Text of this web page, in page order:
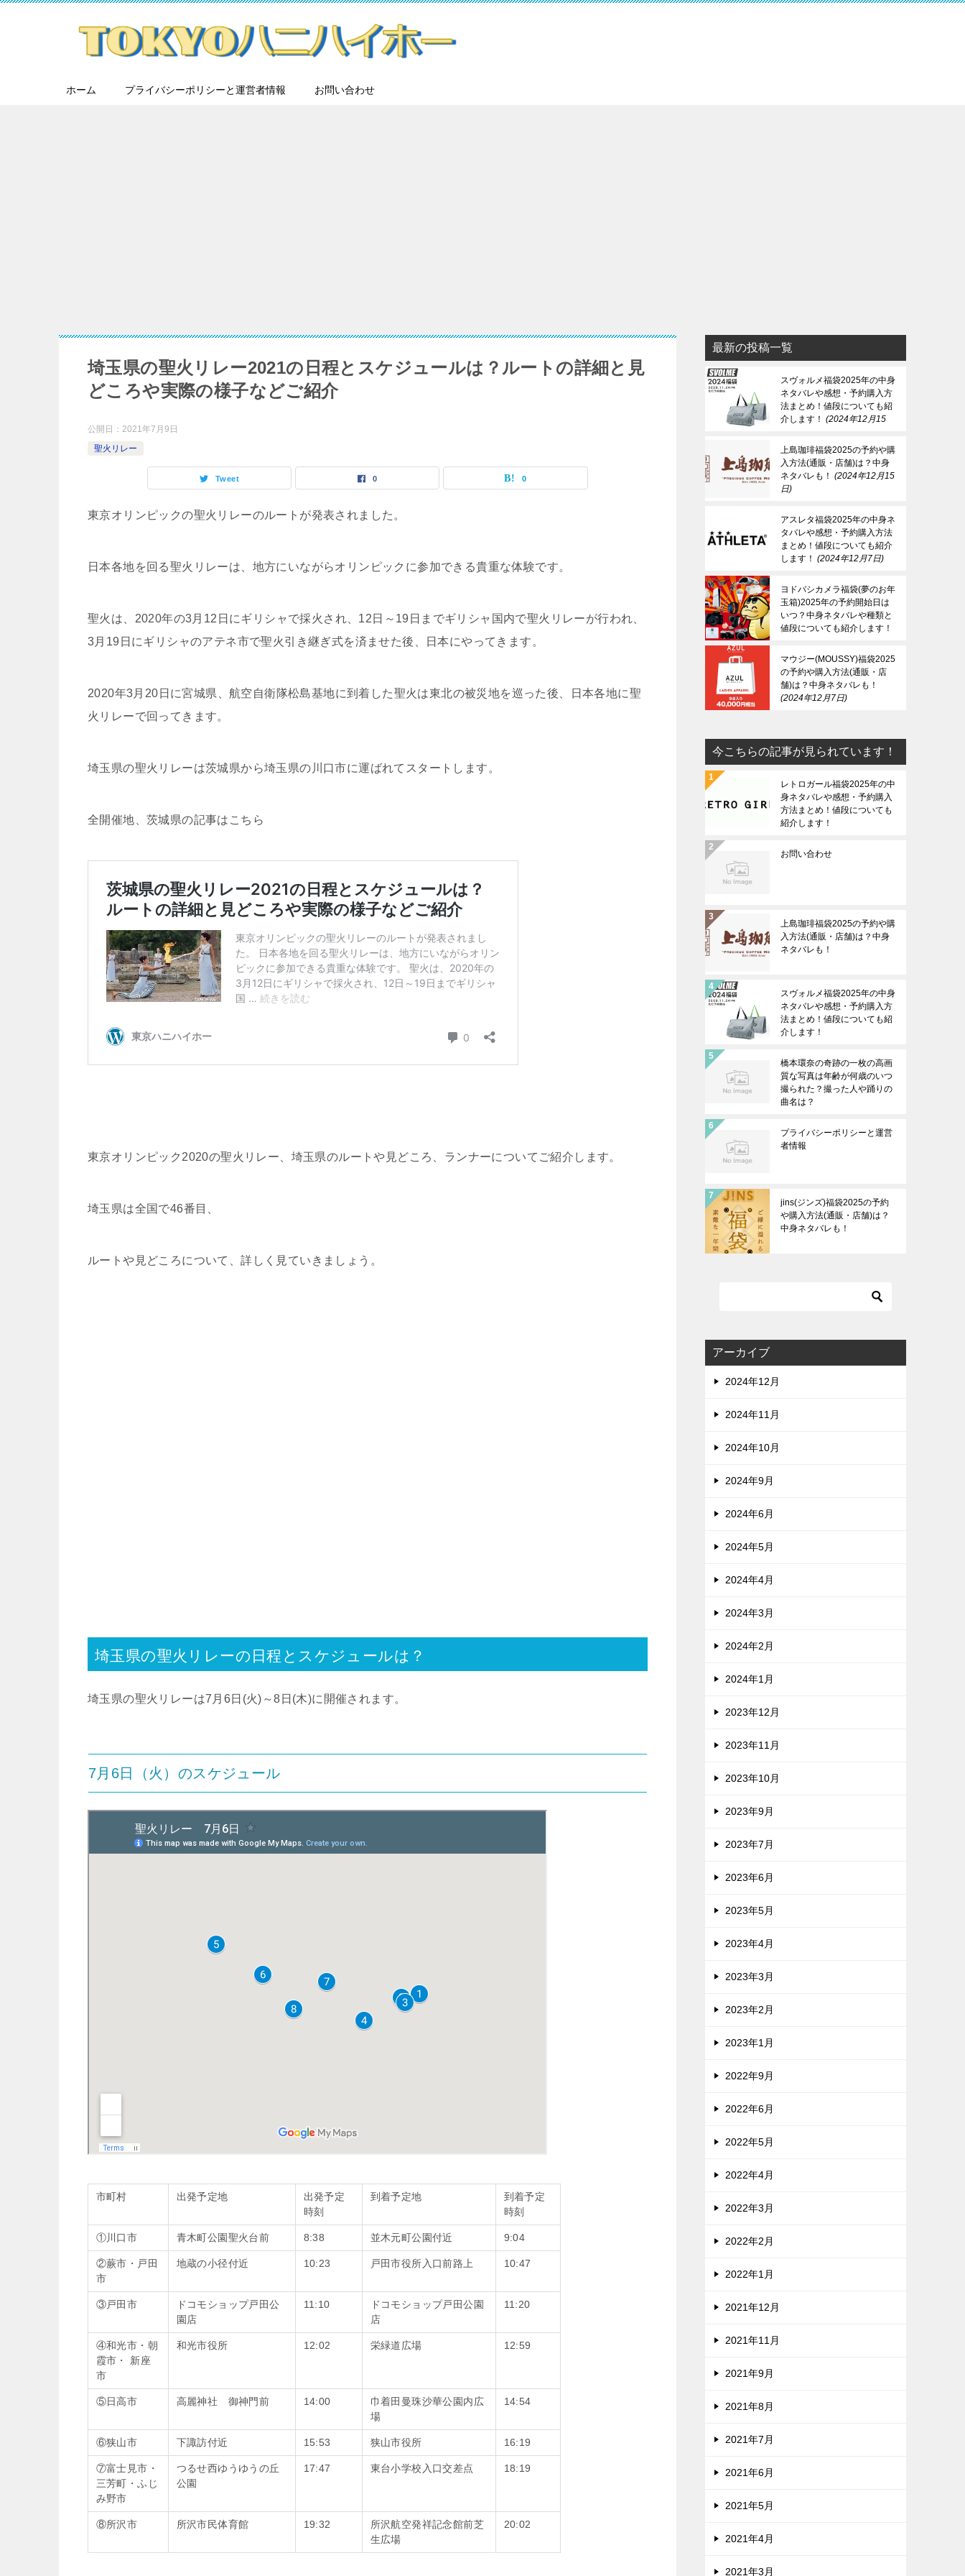
ホーム プライバシーポリシーと運営者情報 お問い合わせ
埼玉県の聖火リレー2021の日程とスケジュールは？ルートの詳細と見
どころや実際の様子などご紹介
公開日： 2021年7月9日
聖火リレー
Tweet 0 0
東京オリンピックの聖火リレーのルートが発表されました。
日本各地を回る聖火リレーは、地方にいながらオリンピックに参加できる貴重な体験です。
聖火は、2020年の3月12日にギリシャで採火され、12日～19日までギリシャ国内で聖火リレーが行われ、
3月19日にギリシャのアテネ市で聖火引き継ぎ式を済ませた後、日本にやってきます。
2020年3月20日に宮城県、航空自衛隊松島基地に到着した聖火は東北の被災地を巡った後、日本各地に聖
火リレーで回ってきます。
埼玉県の聖火リレーは茨城県から埼玉県の川口市に運ばれてスタートします。
全開催地、茨城県の記事はこちら
東京オリンピック2020の聖火リレー、埼玉県のルートや見どころ、ランナーについてご紹介します。
埼玉県は全国で46番目、
ルートや見どころについて、詳しく見ていきましょう。
埼玉県の聖火リレーの日程とスケジュールは？
埼玉県の聖火リレーは7月6日(火)～8日(木)に開催されます。
7月6日（火）のスケジュール
市町村 出発予定地
出発予定
時刻
到着予定地
到着予定
時刻
①川口市 青木町公園聖火台前 8:38 並木元町公園付近 9:04
②蕨市・戸田
市
地蔵の小径付近 10:23 戸田市役所入口前路上 10:47
③戸田市
ドコモショップ戸田公
園店
11:10
ドコモショップ戸田公園
店
11:20
④和光市・朝
霞市・ 新座
市
和光市役所 12:02 栄緑道広場 12:59
⑤日高市 高麗神社 御神門前 14:00
巾着田曼珠沙華公園内広
場
14:54
⑥狭山市 下諏訪付近 15:53 狭山市役所 16:19
⑦富士見市・
三芳町・ふじ
み野市
つるせ西ゆうゆうの丘
公園
17:47 東台小学校入口交差点 18:19
⑧所沢市 所沢市民体育館 19:32
所沢航空発祥記念館前芝
生広場
20:02
最新の投稿一覧
スヴォルメ福袋2025年の中身
ネタバレや感想・予約購入方
法まとめ！値段についても紹
介します！
2024年12月15
上島珈琲福袋2025の予約や購
入方法(通販・店舗)は？中身
ネタバレも！
2024年12月15
日
アスレタ福袋2025年の中身ネ
タバレや感想・予約購入方法
まとめ！値段についても紹介
します！
2024年12月7日
ヨドバシカメラ福袋(夢のお年
玉箱)2025年の予約開始日は
いつ？中身ネタバレや種類と
値段についても紹介します！
マウジー(MOUSSY)福袋2025
の予約や購入方法(通販・店
舗)は？中身ネタバレも！
2024年12月7日
今こちらの記事が見られています！
レトロガール福袋2025年の中
身ネタバレや感想・予約購入
方法まとめ！値段についても
紹介します！
お問い合わせ
上島珈琲福袋2025の予約や購
入方法(通販・店舗)は？中身
ネタバレも！
スヴォルメ福袋2025年の中身
ネタバレや感想・予約購入方
法まとめ！値段についても紹
介します！
橋本環奈の奇跡の一枚の高画
質な写真は年齢が何歳のいつ
撮られた？撮った人や踊りの
曲名は？
プライバシーポリシーと運営
者情報
jins(ジンズ)福袋2025の予約
や購入方法(通販・店舗)は？
中身ネタバレも！
アーカイブ
2024年12月
2024年11月
2024年10月
2024年9月
2024年6月
2024年5月
2024年4月
2024年3月
2024年2月
2024年1月
2023年12月
2023年11月
2023年10月
2023年9月
2023年7月
2023年6月
2023年5月
2023年4月
2023年3月
2023年2月
2023年1月
2022年9月
2022年6月
2022年5月
2022年4月
2022年3月
2022年2月
2022年1月
2021年12月
2021年11月
2021年9月
2021年8月
2021年7月
2021年6月
2021年5月
2021年4月
2021年3月